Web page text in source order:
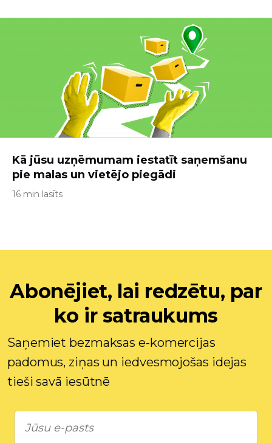
Kā jūsu uzņēmumam iestatīt saņemšanu
pie malas un vietējo piegādi
16 min lasīts
Abonējiet, lai redzētu, par
ko ir satraukums
Saņemiet bezmaksas e-komercijas
padomus, ziņas un iedvesmojošas idejas
tieši savā iesūtnē